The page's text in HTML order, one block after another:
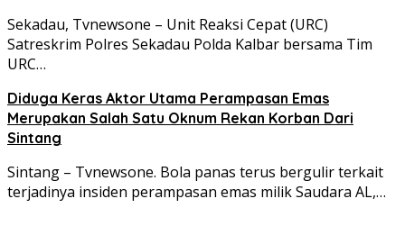
Sekadau, Tvnewsone – Unit Reaksi Cepat (URC)
Satreskrim Polres Sekadau Polda Kalbar bersama Tim
URC…
Diduga Keras Aktor Utama Perampasan Emas
Merupakan Salah Satu Oknum Rekan Korban Dari
Sintang
Sintang – Tvnewsone. Bola panas terus bergulir terkait
terjadinya insiden perampasan emas milik Saudara AL,…